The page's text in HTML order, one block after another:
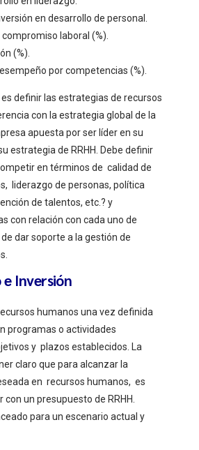
en desarrollo de personal.
laboral (%).
(%).
por competencias (%).
es definir las estrategias de recursos
con la estrategia global de la
apuesta por ser líder en su
estrategia de RRHH. Debe definir
en términos de calidad de
liderazgo de personas, política
de talentos, etc.? y
con relación con cada uno de
dar soporte a la gestión de
e Inversión
humanos una vez definida
programas o actividades
y plazos establecidos. La
claro que para alcanzar la
en recursos humanos, es
un presupuesto de RRHH.
para un escenario actual y